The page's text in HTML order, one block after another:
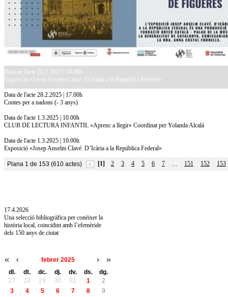
Data de l'acte 28.2.2025 | 10.00h
Exposició «Josep Anselm Clavé. D’Icària a la República Federal»
Data de l'acte 28.2.2025 | 17.00h
Contes per a nadons (- 3 anys)
Data de l'acte 1.3.2025 | 10.00h
CLUB DE LECTURA INFANTIL «Aprenc a llegir» Coordinat per Yolanda Alcalá
Data de l'acte 1.3.2025 | 10.00h
Exposició «Josep Anselm Clavé. D’Icària a la República Federal»
Plana 1 de 153 (610 actes) [1] 2 3 4 5 6 7 … 151 152
153
17.4.2026
Una selecció bibliogràfica per conèixer la
història local, coincidint amb l’efemèride
dels 150 anys de ciutat
febrer 2025
dl.
dt. dc. dj. dv. ds.
dg.
27
28 29 30 31 1
2
3
4 5 6 7 8
9